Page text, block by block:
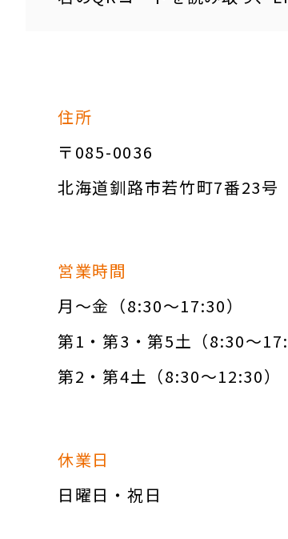
住所
〒085-0036
北海道釧路市若竹町7番23号
営業時間
月～金（8:30～17:30）
第1・第3・第5土（8:30～
第2・第4土（8:30～12:30）
休業日
日曜日・祝日